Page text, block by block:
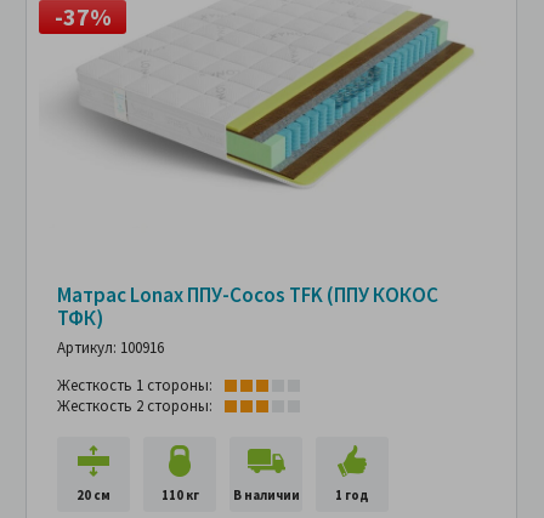
-37%
Матрас Lonax ППУ-Cocos TFK (ППУ КОКОС
ТФК)
Артикул: 100916
Жесткость 1 стороны:
Жесткость 2 стороны:
20 см 110 кг В наличии 1 год